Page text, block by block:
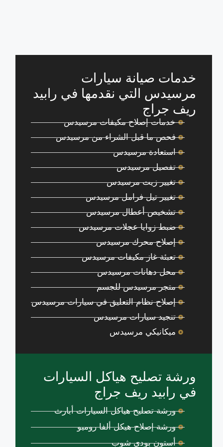
خدمات صيانة سيارات
مرسيدس التي نقدمها في رابيد
ريف جراج
خدمات إصلاح مكيفات مرسيدس
فحص ما قبل الشراء من مرسيدس
استعادة مرسيدس
تفصيل مرسيدس
تغيير زيت مرسيدس
تغيير تيل فرامل مرسيدس
تشخيص أعطال مرسيدس
ضبط زوايا عجلات مرسيدس
إصلاح محرك مرسيدس
تعبئة غاز مكيفات مرسيدس
محل دهانات مرسيدس
متجر مرسيدس للجسم
إصلاح نظام التعليق في سيارات مرسيدس
تنجيد سيارات مرسيدس
ميكانيكي مرسيدس
ورشة تصليح هياكل السيارات
في رابيد ريف جراج
ورشة تصليح هياكل السيارات أبارث
ورشة إصلاح هيكل ألفا روميو
أستون بودي شوب